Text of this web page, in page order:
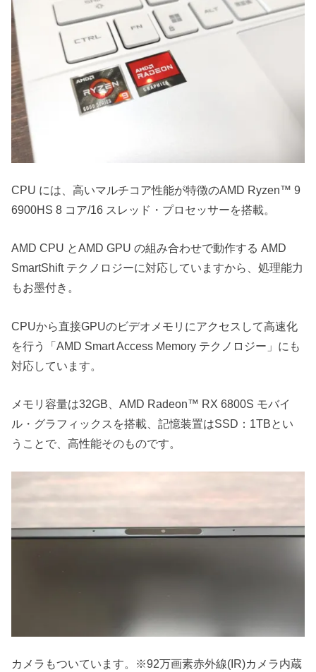
CPU には、高いマルチコア性能が特徴のAMD Ryzen™ 9
6900HS 8 コア/16 スレッド・プロセッサーを搭載。
AMD CPU とAMD GPU の組み合わせで動作する AMD
SmartShift テクノロジーに対応していますから、処理能力
もお墨付き。
CPUから直接GPUのビデオメモリにアクセスして高速化
を行う「AMD Smart Access Memory テクノロジー」にも
対応しています。
メモリ容量は32GB、AMD Radeon™ RX 6800S モバイ
ル・グラフィックスを搭載、記憶装置はSSD：1TBとい
うことで、高性能そのものです。
カメラもついています。※92万画素赤外線(IR)カメラ内蔵